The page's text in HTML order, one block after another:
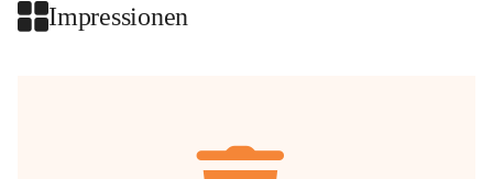
Impressionen